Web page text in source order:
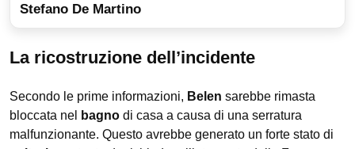
Stefano De Martino
La ricostruzione dell’incidente
Secondo le prime informazioni, Belen sarebbe rimasta
bloccata nel
bagno di casa a causa di una serratura
malfunzionante. Questo avrebbe generato un forte stato di